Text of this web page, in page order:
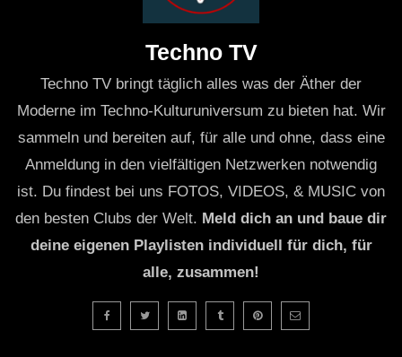
Techno TV
Techno TV bringt täglich alles was der Äther der
Moderne im Techno-Kulturuniversum zu bieten hat. Wir
sammeln und bereiten auf, für alle und ohne, dass eine
Anmeldung in den vielfältigen Netzwerken notwendig
ist. Du findest bei uns FOTOS, VIDEOS, & MUSIC von
den besten Clubs der Welt. Meld dich an und baue dir
deine eigenen Playlisten individuell für dich, für
alle, zusammen!